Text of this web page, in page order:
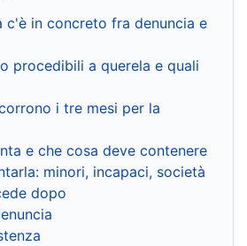
c'è in concreto fra denuncia e
procedibili a querela e quali
i tre mesi per la
e che cosa deve contenere
minori, incapaci, società
dopo